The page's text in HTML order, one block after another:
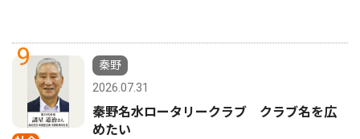
9
秦野
2026.07.31
秦野名水ロータリークラブ クラブ名を広
めたい